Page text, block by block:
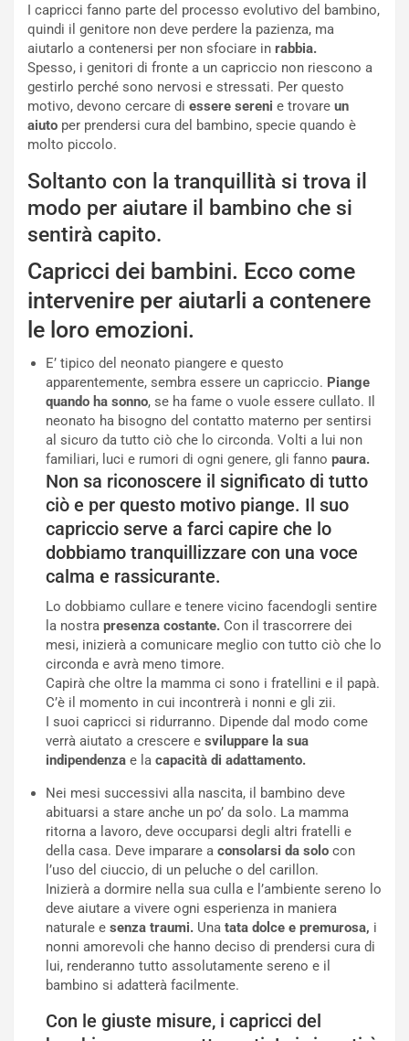
I capricci fanno parte del processo evolutivo del bambino,
quindi il genitore non deve perdere la pazienza, ma
aiutarlo a contenersi per non sfociare in rabbia.
Spesso, i genitori di fronte a un capriccio non riescono a
gestirlo perché sono nervosi e stressati. Per questo
motivo, devono cercare di essere sereni e trovare un
aiuto per prendersi cura del bambino, specie quando è
molto piccolo.
Soltanto con la tranquillità si trova il
modo per aiutare il bambino che si
sentirà capito.
Capricci dei bambini. Ecco come
intervenire per aiutarli a contenere
le loro emozioni.
E’ tipico del neonato piangere e questo
apparentemente, sembra essere un capriccio. Piange
quando ha sonno, se ha fame o vuole essere cullato. Il
neonato ha bisogno del contatto materno per sentirsi
al sicuro da tutto ciò che lo circonda. Volti a lui non
familiari, luci e rumori di ogni genere, gli fanno paura.
Non sa riconoscere il significato di tutto
ciò e per questo motivo piange. Il suo
capriccio serve a farci capire che lo
dobbiamo tranquillizzare con una voce
calma e rassicurante.
Lo dobbiamo cullare e tenere vicino facendogli sentire
la nostra presenza costante. Con il trascorrere dei
mesi, inizierà a comunicare meglio con tutto ciò che lo
circonda e avrà meno timore.
Capirà che oltre la mamma ci sono i fratellini e il papà.
C’è il momento in cui incontrerà i nonni e gli zii.
I suoi capricci si ridurranno. Dipende dal modo come
verrà aiutato a crescere e sviluppare la sua
indipendenza e la capacità di adattamento.
Nei mesi successivi alla nascita, il bambino deve
abituarsi a stare anche un po’ da solo. La mamma
ritorna a lavoro, deve occuparsi degli altri fratelli e
della casa. Deve imparare a consolarsi da solo con
l’uso del ciuccio, di un peluche o del carillon.
Inizierà a dormire nella sua culla e l’ambiente sereno lo
deve aiutare a vivere ogni esperienza in maniera
naturale e senza traumi. Una tata dolce e premurosa, i
nonni amorevoli che hanno deciso di prendersi cura di
lui, renderanno tutto assolutamente sereno e il
bambino si adatterà facilmente.
Con le giuste misure, i capricci del